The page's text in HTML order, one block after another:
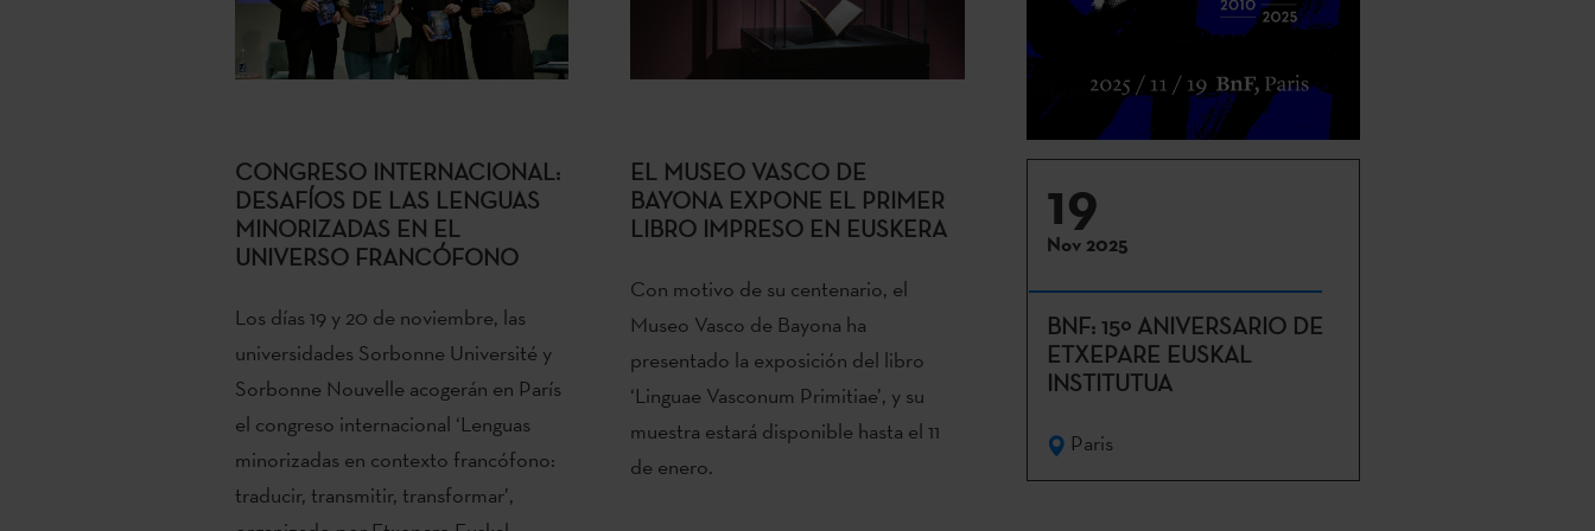
CONGRESO INTERNACIONAL:
DESAFÍOS DE LAS LENGUAS
MINORIZADAS EN EL
UNIVERSO FRANCÓFONO
Los días 19 y 20 de noviembre, las
universidades Sorbonne Université y
Sorbonne Nouvelle acogerán en París
el congreso internacional ‘Lenguas
minorizadas en contexto francófono:
traducir, transmitir, transformar’,
EL MUSEO VASCO DE
BAYONA EXPONE EL PRIMER
LIBRO IMPRESO EN EUSKERA
Con motivo de su centenario, el
Museo Vasco de Bayona ha
presentado la exposición del libro
‘Linguae Vasconum Primitiae’, y su
muestra estará disponible hasta el 11
de enero.
19
Nov 2025
BNF: 15º ANIVERSARIO DE
ETXEPARE EUSKAL
INSTITUTUA
Paris